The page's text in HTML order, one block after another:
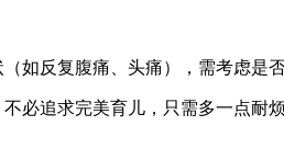
如反复腹痛、头痛），需考虑是
必追求完美育儿，只需多一点